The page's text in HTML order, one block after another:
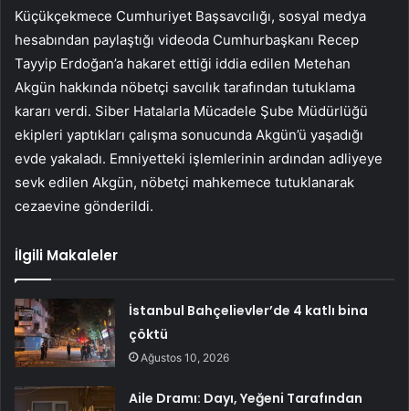
Küçükçekmece Cumhuriyet Başsavcılığı, sosyal medya
hesabından paylaştığı videoda Cumhurbaşkanı Recep
Tayyip Erdoğan’a hakaret ettiği iddia edilen Metehan
Akgün hakkında nöbetçi savcılık tarafından tutuklama
kararı verdi. Siber Hatalarla Mücadele Şube Müdürlüğü
ekipleri yaptıkları çalışma sonucunda Akgün’ü yaşadığı
evde yakaladı. Emniyetteki işlemlerinin ardından adliyeye
sevk edilen Akgün, nöbetçi mahkemece tutuklanarak
cezaevine gönderildi.
İlgili Makaleler
İstanbul Bahçelievler’de 4 katlı bina
çöktü
Ağustos 10, 2026
Aile Dramı: Dayı, Yeğeni Tarafından